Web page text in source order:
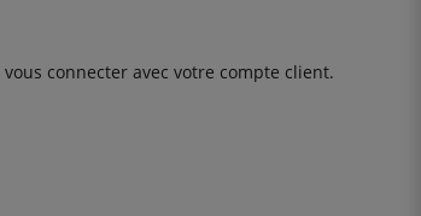
vous connecter avec votre compte client.